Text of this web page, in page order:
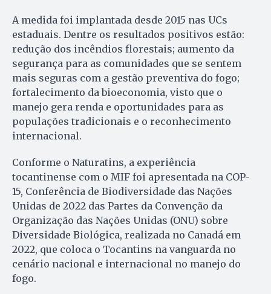
A medida foi implantada desde 2015 nas UCs
estaduais. Dentre os resultados positivos estão:
redução dos incêndios florestais; aumento da
segurança para as comunidades que se sentem
mais seguras com a gestão preventiva do fogo;
fortalecimento da bioeconomia, visto que o
manejo gera renda e oportunidades para as
populações tradicionais e o reconhecimento
internacional.
Conforme o Naturatins, a experiência
tocantinense com o MIF foi apresentada na COP-
15, Conferência de Biodiversidade das Nações
Unidas de 2022 das Partes da Convenção da
Organização das Nações Unidas (ONU) sobre
Diversidade Biológica, realizada no Canadá em
2022, que coloca o Tocantins na vanguarda no
cenário nacional e internacional no manejo do
fogo.